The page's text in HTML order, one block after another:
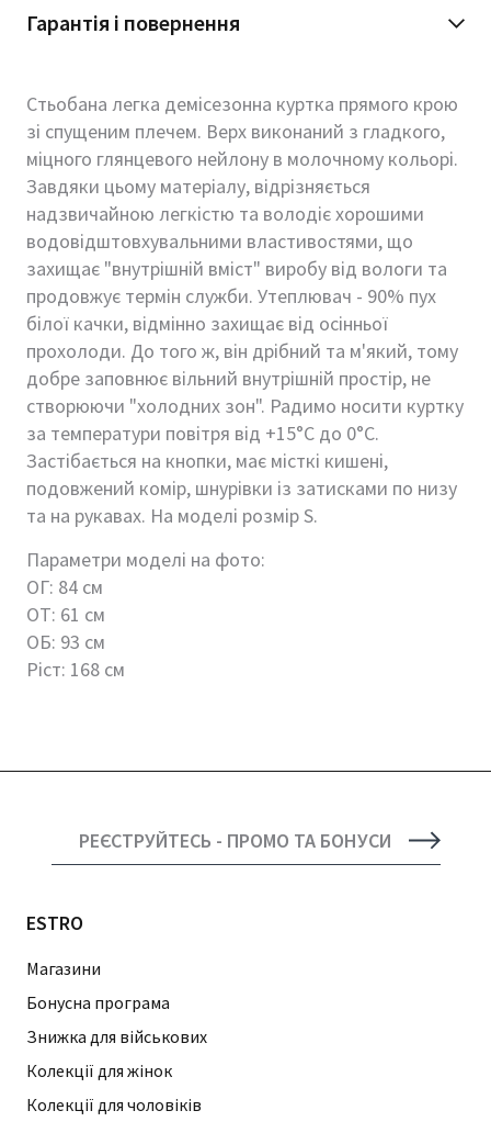
Гарантія і повернення
Стьобана легка демісезонна куртка прямого крою
зі спущеним плечем. Верх виконаний з гладкого,
міцного глянцевого нейлону в молочному кольорі.
Завдяки цьому матеріалу, відрізняється
надзвичайною легкістю та володіє хорошими
водовідштовхувальними властивостями, що
захищає "внутрішній вміст" виробу від вологи та
продовжує термін служби. Утеплювач - 90% пух
білої качки, відмінно захищає від осінньої
прохолоди. До того ж, він дрібний та м'який, тому
добре заповнює вільний внутрішній простір, не
створюючи "холодних зон". Радимо носити куртку
за температури повітря від +15°С до 0°С.
Застібається на кнопки, має місткі кишені,
подовжений комір, шнурівки із затисками по низу
та на рукавах. На моделі розмір S.
Параметри моделі на фото:
ОГ: 84 см
ОТ: 61 см
ОБ: 93 см
Ріст: 168 см
РЕЄСТРУЙТЕСЬ - ПРОМО ТА БОНУСИ
ESTRO
Магазини
Бонусна програма
Знижка для військових
Колекції для жінок
Колекції для чоловіків